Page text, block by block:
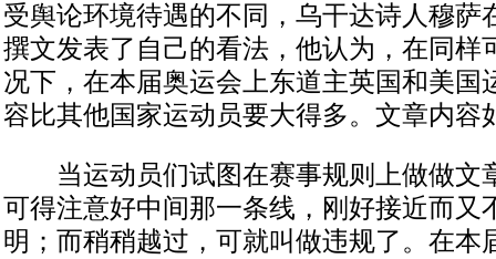
受舆论环境待遇的不同，乌干达诗人穆萨
撰文发表了自己的看法，他认为，在同样
况下，在本届奥运会上东道主英国和美国
容比其他国家运动员要大得多。文章内容
当运动员们试图在赛事规则上做做文
可得注意好中间那一条线，刚好接近而又
明；而稍稍越过，可就叫做违规了。在本